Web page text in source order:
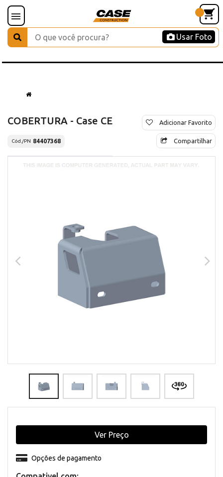
Usar Foto
COBERTURA - Case CE
Cód./PN 84407368
Adicionar Favorito
Compartilhar
Opções de pagamento
Ver Preço